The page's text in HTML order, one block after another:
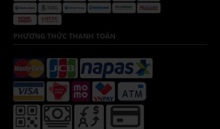
PHƯƠNG THỨC THANH TOÁN